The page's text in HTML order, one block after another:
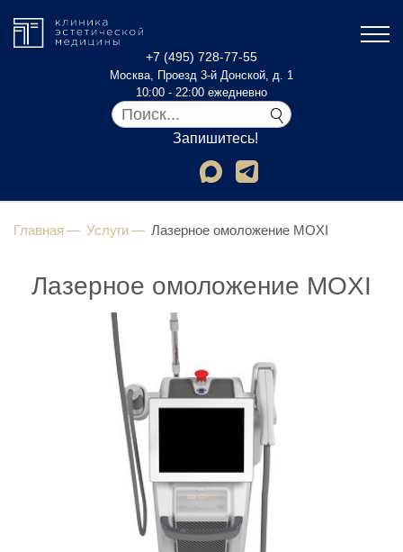
+7 (495) 728-77-55
Москва, Проезд 3-й Донской, д. 1
10:00 - 22:00 ежедневно
Запишитесь!
Главная Услуги Лазерное омоложение MOXI
Лазерное омоложение MOXI